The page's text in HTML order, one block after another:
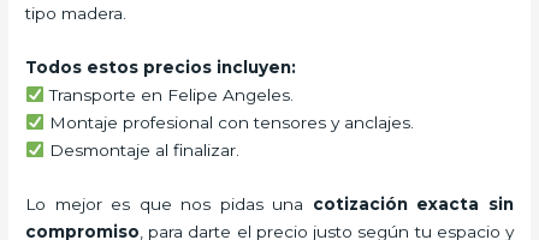
tipo madera.
Todos estos precios incluyen:
Transporte en Felipe Angeles.
Montaje profesional con tensores y anclajes.
Desmontaje al finalizar.
Lo mejor es que nos pidas una cotización exacta sin
compromiso , para darte el precio justo según tu espacio y